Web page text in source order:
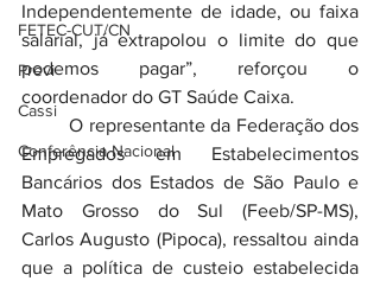
FETEC-CUT/CN
Previ
Cassi
Conferência Nacional
Independentemente de idade, ou faixa
salarial, já extrapolou o limite do que
podemos pagar”, reforçou o
coordenador do GT Saúde Caixa.
	O representante da Federação dos
Empregados em Estabelecimentos
Bancários dos Estados de São Paulo e
Mato Grosso do Sul (Feeb/SP-MS),
Carlos Augusto (Pipoca), ressaltou ainda
que a política de custeio estabelecida